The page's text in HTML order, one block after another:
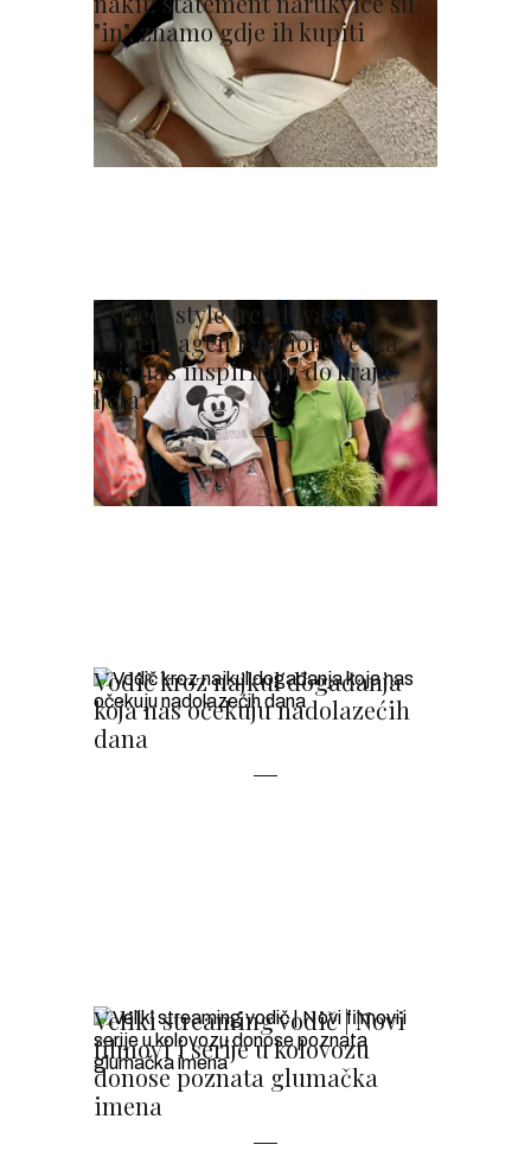
"in", znamo gdje ih kupiti
5 street style trendova s
Copenhagen Fashion Weeka
koji nas inspiriraju do kraja
ljeta
Vodič kroz najkul događanja
koja nas očekuju nadolazećih
dana
Veliki streaming vodič | Novi
filmovi i serije u kolovozu
donose poznata glumačka
imena